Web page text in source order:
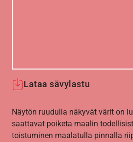
Lataa sävylastu
Näytön ruudulla näkyvät värit on
saattavat poiketa maalin
toistuminen maalatulla pinnalla